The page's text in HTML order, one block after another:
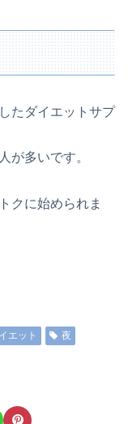
たダイエットサプ
が多いです。
クに始められま
エット
夜